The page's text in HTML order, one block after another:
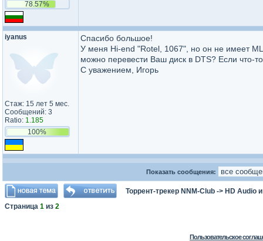
78.57%
iyanus
Стаж: 15 лет 5 мес.
Сообщений: 3
Ratio: 1.185
100%
Спасибо большое!
У меня Hi-end "Rotel, 1067", но он не имеет
можно перевести Ваш диск в DTS? Если что-
С уважением, Игорь
Показать сообщения:
Торрент-трекер NNM-Club -> HD Audio
Страница 1 из 2
Пользовательское